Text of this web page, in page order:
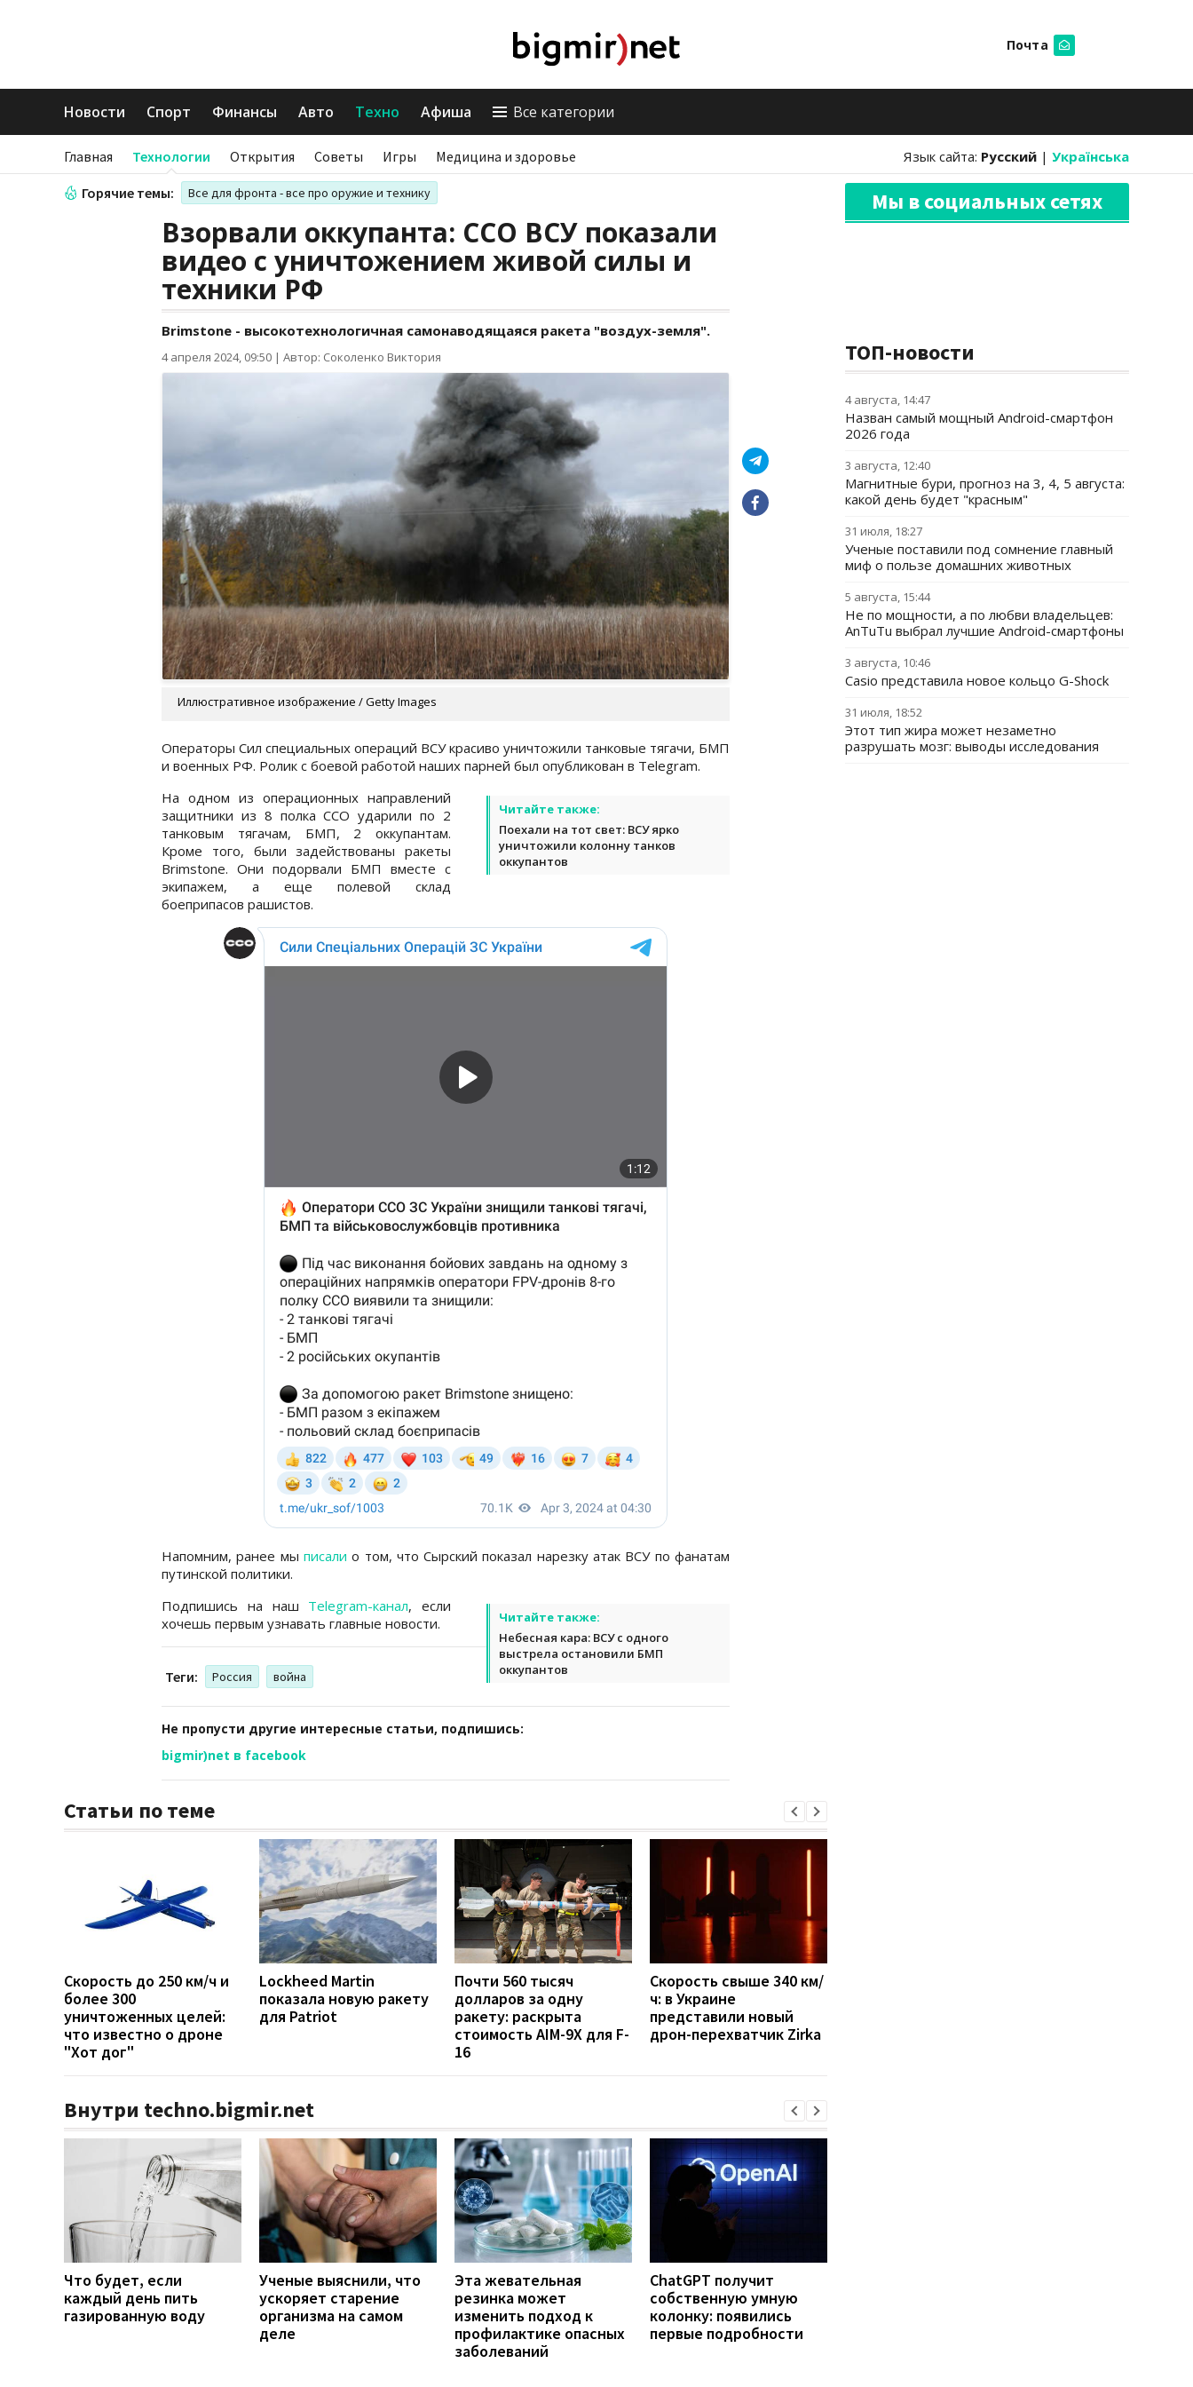
Почта
Новости Спорт Финансы Авто Техно Афиша Все категории
Главная Технологии Открытия Советы Игры Медицина и здоровье Язык сайта: Русский | Українська
Горячие темы: Все для фронта - все про оружие и технику
Взорвали оккупанта: ССО ВСУ показали
видео с уничтожением живой силы и
техники РФ
Brimstone - высокотехнологичная самонаводящаяся ракета "воздух-земля".
4 апреля 2024, 09:50 | Автор: Соколенко Виктория
Иллюстративное изображение / Getty Images
Операторы Сил специальных операций ВСУ красиво уничтожили танковые тягачи, БМП
и военных РФ. Ролик с боевой работой наших парней был опубликован в Telegram.
Читайте также:
Поехали на тот свет: ВСУ ярко
уничтожили колонну танков
оккупантов
На одном из операционных направлений
защитники из 8 полка ССО ударили по 2
танковым тягачам, БМП, 2 оккупантам.
Кроме того, были задействованы ракеты
Brimstone. Они подорвали БМП вместе с
экипажем, а еще полевой склад
боеприпасов рашистов.
Напомним, ранее мы писали о том, что Сырский показал нарезку атак ВСУ по фанатам
путинской политики.
Читайте также:
Небесная кара: ВСУ с одного
выстрела остановили БМП
оккупантов
Подпишись на наш Telegram-канал, если
хочешь первым узнавать главные новости.
Теги: Россия война
Не пропусти другие интересные статьи, подпишись:
bigmir)net в facebook
Статьи по теме
Скорость до 250 км/ч и
более 300
уничтоженных целей:
что известно о дроне
"Хот дог"
Lockheed Martin
показала новую ракету
для Patriot
Почти 560 тысяч
долларов за одну
ракету: раскрыта
стоимость AIM-9X для F-
16
Скорость свыше 340 км/
ч: в Украине
представили новый
дрон-перехватчик Zirka
Внутри techno.bigmir.net
Что будет, если
каждый день пить
газированную воду
Ученые выяснили, что
ускоряет старение
организма на самом
деле
Эта жевательная
резинка может
изменить подход к
профилактике опасных
заболеваний
ChatGPT получит
собственную умную
колонку: появились
первые подробности
Мы в социальных сетях
ТОП-новости
4 августа, 14:47
Назван самый мощный Android-смартфон
2026 года
3 августа, 12:40
Магнитные бури, прогноз на 3, 4, 5 августа:
какой день будет "красным"
31 июля, 18:27
Ученые поставили под сомнение главный
миф о пользе домашних животных
5 августа, 15:44
Не по мощности, а по любви владельцев:
AnTuTu выбрал лучшие Android-смартфоны
3 августа, 10:46
Casio представила новое кольцо G-Shock
31 июля, 18:52
Этот тип жира может незаметно
разрушать мозг: выводы исследования